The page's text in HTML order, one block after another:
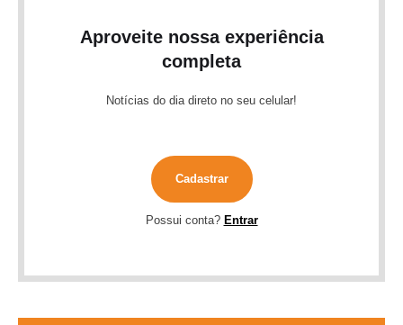
Aproveite nossa experiência
completa
Notícias do dia direto no seu celular!
Cadastrar
Possui conta? Entrar